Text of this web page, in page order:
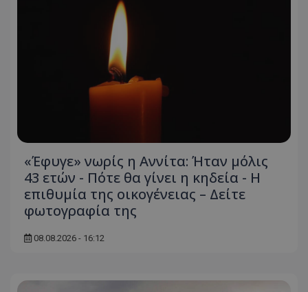
«Έφυγε» νωρίς η Αννίτα: Ήταν μόλις
43 ετών - Πότε θα γίνει η κηδεία - Η
επιθυμία της οικογένειας – Δείτε
φωτογραφία της
08.08.2026 - 16:12